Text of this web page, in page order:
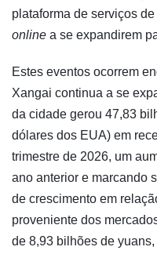
plataforma de serviços
online a se expandirem
Estes eventos ocorrem
Xangai continua a se
da cidade gerou 47,83
dólares dos EUA) em
trimestre de 2026, um
ano anterior e marcando
de crescimento em
proveniente dos
de 8,93 bilhões de